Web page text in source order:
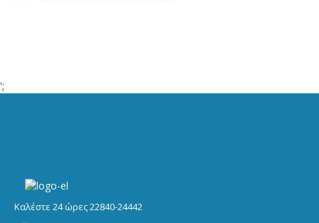
';
Καλέστε 24 ώρες 22840-24442